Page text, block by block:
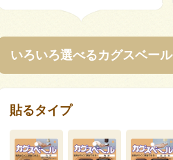
いろいろ選べるカグスベール
貼るタイプ